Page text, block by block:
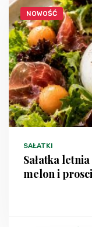
NOWOŚĆ
SAŁATKI
Sałatka
melon i